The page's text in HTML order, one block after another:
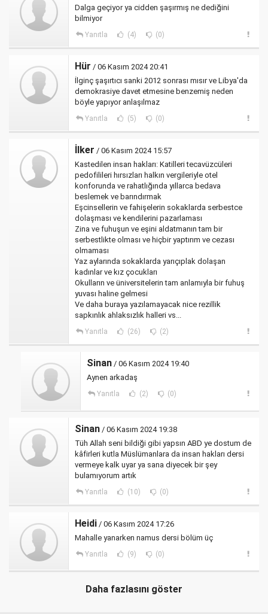
Dalga geçiyor ya cidden şaşırmış ne dediğini
bilmiyor
Yanıtla (4) (0)
Hür / 06 Kasım 2024 20:41
İlginç şaşırtıcı sanki 2012 sonrası mısır ve Libya'da
demokrasiye davet etmesine benzemiş neden
böyle yapıyor anlaşılmaz
Yanıtla (5) (0)
İlker / 06 Kasım 2024 15:57
Kastedilen insan hakları: Katilleri tecavüzcüleri
pedofilileri hırsızları halkın vergileriyle otel
konforunda ve rahatlığında yıllarca bedava
beslemek ve barındırmak
Eşcinsellerin ve fahişelerin sokaklarda serbestce
dolaşması ve kendilerini pazarlaması
Zina ve fuhuşun ve eşini aldatmanın tam bir
serbestlikte olması ve hiçbir yaptırım ve cezası
olmaması
Yaz aylarında sokaklarda yarıçıplak dolaşan
kadınlar ve kız çocukları
Okulların ve üniversitelerin tam anlamıyla bir fuhuş
yuvası haline gelmesi
Ve daha buraya yazılamayacak nice rezillik
sapkınlık ahlaksızlık halleri vs...
Yanıtla (26) (2)
Sinan / 06 Kasım 2024 19:40
Aynen arkadaş
Yanıtla (2) (0)
Sinan / 06 Kasım 2024 19:38
Tüh Allah seni bildiği gibi yapsın ABD ye dostum de
kâfirleri kutla Müslümanlara da insan hakları dersi
vermeye kalk uyar ya sana diyecek bir şey
bulamıyorum artık
Yanıtla (10) (0)
Heidi / 06 Kasım 2024 17:26
Mahalle yanarken namus dersi bölüm üç
Yanıtla (9) (0)
Daha fazlasını göster